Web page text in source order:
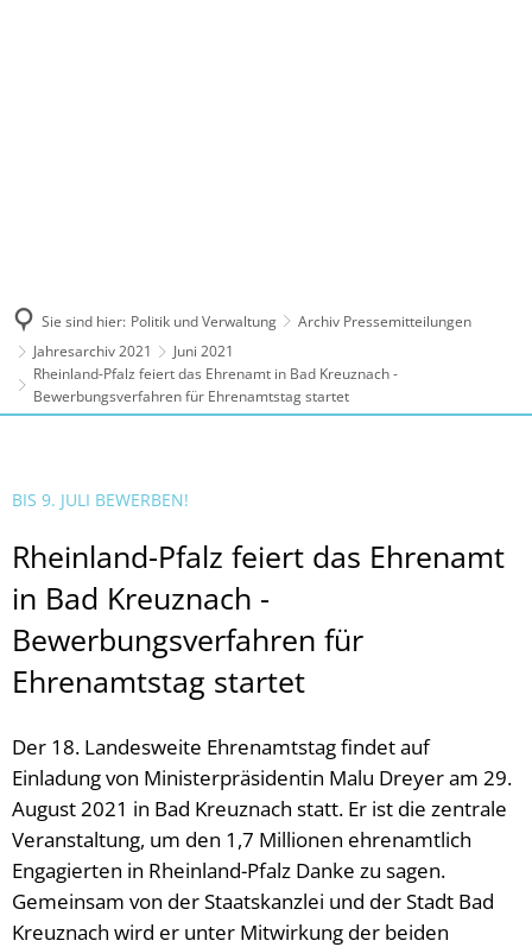
Sie sind hier: Politik und Verwaltung
Archiv Pressemitteilungen
Jahresarchiv 2021
Juni 2021
Rheinland-Pfalz feiert das Ehrenamt in Bad Kreuznach -
Bewerbungsverfahren für Ehrenamtstag startet
BIS 9. JULI BEWERBEN!
Rheinland-Pfalz feiert das Ehrenamt
in Bad Kreuznach -
Bewerbungsverfahren für
Ehrenamtstag startet
Der 18. Landesweite Ehrenamtstag findet auf
Einladung von Ministerpräsidentin Malu Dreyer am 29.
August 2021 in Bad Kreuznach statt. Er ist die zentrale
Veranstaltung, um den 1,7 Millionen ehrenamtlich
Engagierten in Rheinland-Pfalz Danke zu sagen.
Gemeinsam von der Staatskanzlei und der Stadt Bad
Kreuznach wird er unter Mitwirkung der beiden